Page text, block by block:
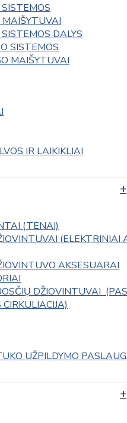
DALYS
SISTEMOS
MAIŠYTUVAI
IR LAIKIKLIAI
(TENAI)
(ELEKTRINIAI
AKSESUARAI
DŽIOVINTUVAI
UŽPILDYMO